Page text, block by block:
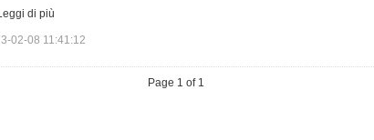
di più
02-08 11:41:12
Page 1 of 1